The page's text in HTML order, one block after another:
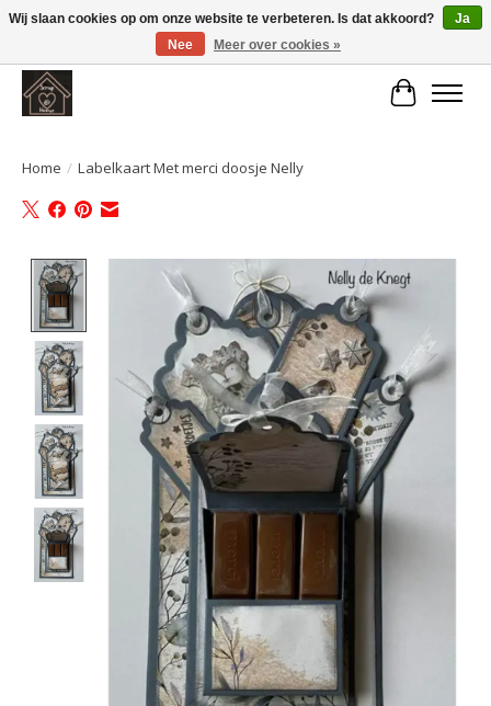
Large selection of products and fast shipping!
Home / Labelkaart Met merci doosje Nelly
Product image slideshow Items
Wij slaan cookies op om onze website te verbeteren. Is dat akkoord?
Ja
Nee
Meer over cookies »